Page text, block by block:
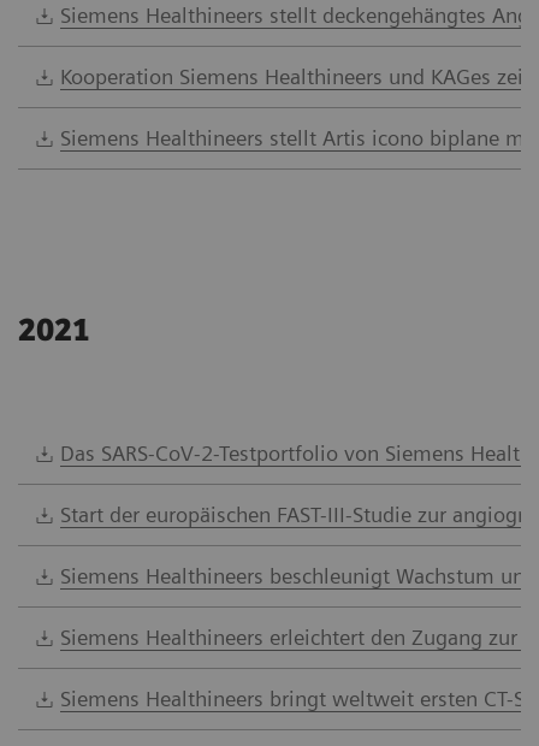
Siemens Healthineers stellt deckengehängtes
Kooperation Siemens Healthineers und KAGes
Siemens Healthineers stellt Artis icono biplane
2021
Das SARS-CoV-2-Testportfolio von Siemens
Start der europäischen FAST-III-Studie zur
Siemens Healthineers beschleunigt Wachstum
Siemens Healthineers erleichtert den Zugang zur
Siemens Healthineers bringt weltweit ersten CT-